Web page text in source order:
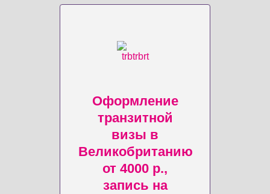
Оформление
транзитной
визы в
Великобританию
от 4000 р.,
запись на